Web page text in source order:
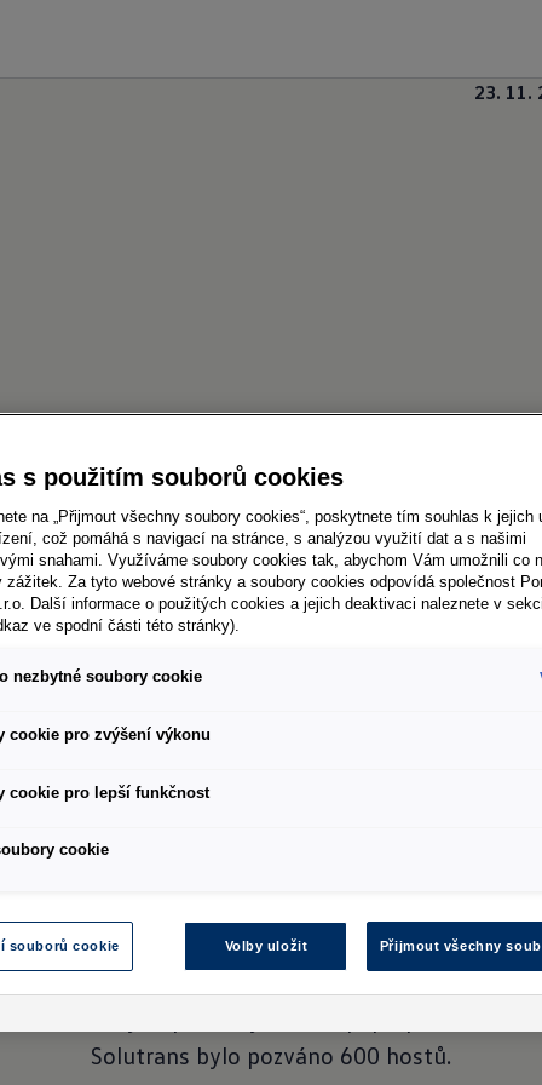
23. 11.
vozy slaví "hattrick", protože od poroty
Pick-up Award". Nový model,
roku 2022, přesvědčil dvacetičlennou
které se uskutečnily v říjnu v pevninské části
proběhly minulý měsíc v Řecku, dokázal
značky Volkswagen Užitkové vozy
zákazníci," vysvětluje Jarlath Sweeney,
generace modelu Amarok zazářila i v sedmém
s tehdy modernizovanou verzí - 2017 obsadila
nejnovější verzi vždy zvítězil - v prvním,
pořádala mezinárodní porota ankety IPUA 2023.
výkony jak na silnicích, tak i mimo
Pick-up Award' pro roky 2024 a 2025 je pro
celý tým značky Volkswagen Užitkové vozy.
vozy odpovědný za nákup, při předávání
Solutrans bylo pozváno 600 hostů.
s použitím souborů cookies
na „Přijmout všechny soubory cookies“, poskytnete tím souhlas k jejich
což pomáhá s navigací na stránce, s analýzou využití dat a s našimi
snahami. Využíváme soubory cookies tak, abychom Vám umožnili co
zážitek. Za tyto webové stránky a soubory cookies odpovídá společnost
Další informace o použitých cookies a jejich deaktivaci naleznete v
ve spodní části této stránky).
nezbytné soubory cookie
cookie pro zvýšení výkonu
cookie pro lepší funkčnost
cookie
souborů cookie Volby uložit Přijmout všechny